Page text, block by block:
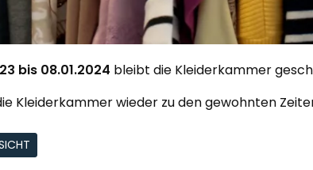
bis 08.01.2024 bleibt die Kleiderkammer
Kleiderkammer wieder zu den gewohnten